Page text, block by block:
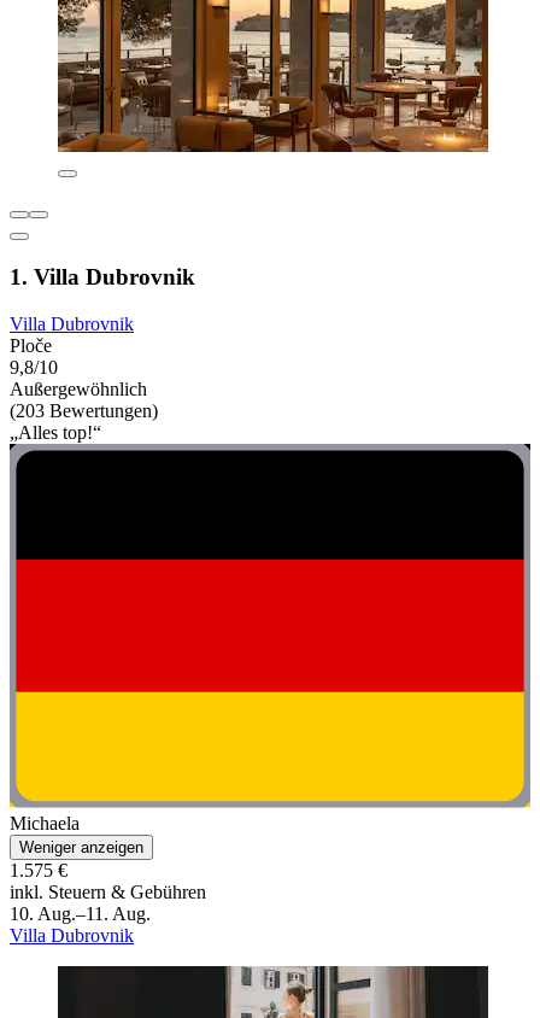
1. Villa Dubrovnik
Villa Dubrovnik
Ploče
9,8/10
Außergewöhnlich
(203 Bewertungen)
„Alles top!“
Michaela
Weniger anzeigen
1.575 €
inkl. Steuern & Gebühren
10. Aug.–11. Aug.
Villa Dubrovnik